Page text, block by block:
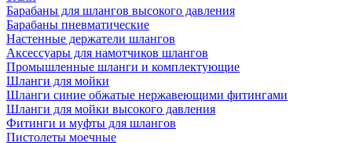
Барабаны для шлангов высокого давления
Барабаны пневматические
Настенные держатели шлангов
Аксессуары для намотчиков шлангов
Промышленные шланги и комплектующие
Шланги для мойки
Шланги синие обжатые нержавеющими фитингами
Шланги для мойки высокого давления
Фитинги и муфты для шлангов
Пистолеты моечные